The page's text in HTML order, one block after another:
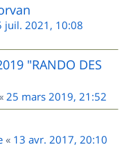
juil. 2021, 10:08
"RANDO DES
25 mars 2019, 21:52
« 13 avr. 2017, 20:10